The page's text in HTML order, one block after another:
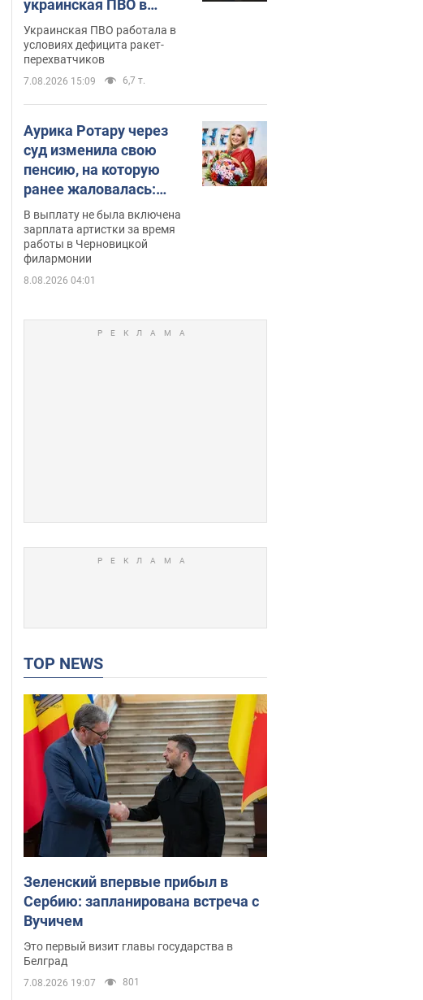
украинская ПВО в
июле: в Минобороны
назвали цифру
Украинская ПВО работала в
условиях дефицита ракет-
перехватчиков
7.08.2026 15:09 6,7 т.
Аурика Ротару через
суд изменила свою
пенсию, на которую
ранее жаловалась:
сколько получала
певица
В выплату не была включена
зарплата артистки за время
работы в Черновицкой
филармонии
8.08.2026 04:01
TOP NEWS
Зеленский впервые прибыл в
Сербию: запланирована встреча с
Вучичем
Это первый визит главы государства в
Белград
7.08.2026 19:07 801